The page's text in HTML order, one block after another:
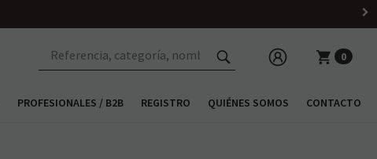
0
PROFESIONALES / B2B REGISTRO QUIÉNES SOMOS CONTACTO